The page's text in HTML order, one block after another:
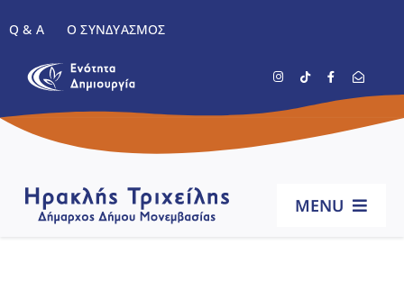
στο
περιεχόμενο
Q & A Ο ΣΥΝΔΥΑΣΜΌΣ
MENU